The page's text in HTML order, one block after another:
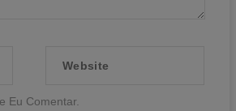
Eu Comentar.